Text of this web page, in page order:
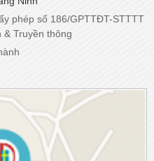
phép số 186/GPTTĐT-STTTT
& Truyền thông